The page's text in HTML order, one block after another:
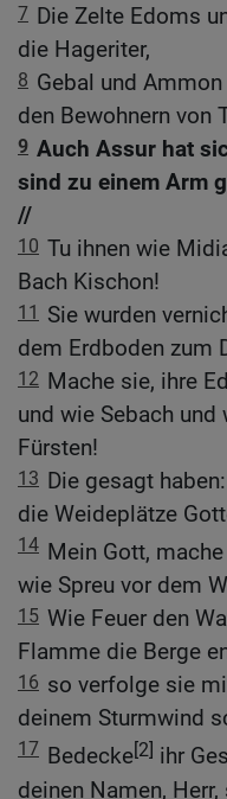
7 Die Zelte Edoms
die Hageriter,
8 Gebal und
den Bewohnern von
9 Auch Assur hat
sind zu einem Arm
//
10 Tu ihnen wie
Bach Kischon!
11 Sie wurden
dem Erdboden zum
12 Mache sie, ihre
und wie Sebach
Fürsten!
13 Die gesagt
die Weideplätze
14 Mein Gott,
wie Spreu vor dem
15 Wie Feuer den
Flamme die Berge
16 so verfolge sie
deinem Sturmwind
17 Bedecke[2] ihr
deinen Namen, Herr,